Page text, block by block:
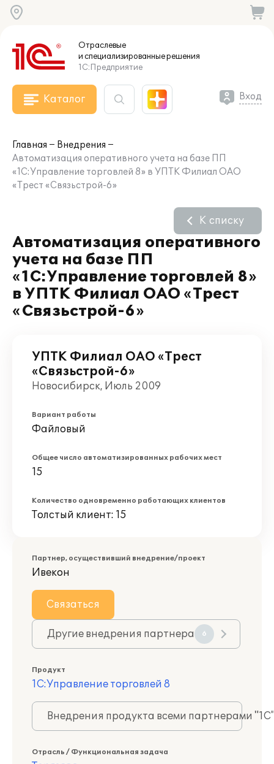
Отраслевые
и специализированныерешения
1С:Предприятие
Каталог Вход
Главная
Внедрения
Автоматизация оперативного учета на базе ПП
«1С:Управление торговлей 8» в УПТК Филиал ОАО
«Трест «Связьстрой-6»
Автоматизация оперативного
учета на базе ПП
«1С:Управление торговлей 8»
в УПТК Филиал ОАО «Трест
«Связьстрой-6»
К списку
УПТК Филиал ОАО «Трест
«Связьстрой-6»
Новосибирск, Июль 2009
Вариант работы
Файловый
Общее число автоматизированных рабочих мест
15
Количество одновременно работающих клиентов
Толстый клиент: 15
Партнер, осуществивший внедрение/проект
Ивекон
Связаться
Другие внедрения партнера 6
Продукт
1С:Управление торговлей 8
Внедрения продукта всеми партнерами
Отрасль / Функциональная задача